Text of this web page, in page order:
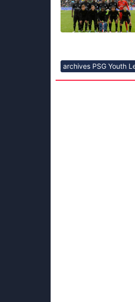
archives PSG Youth